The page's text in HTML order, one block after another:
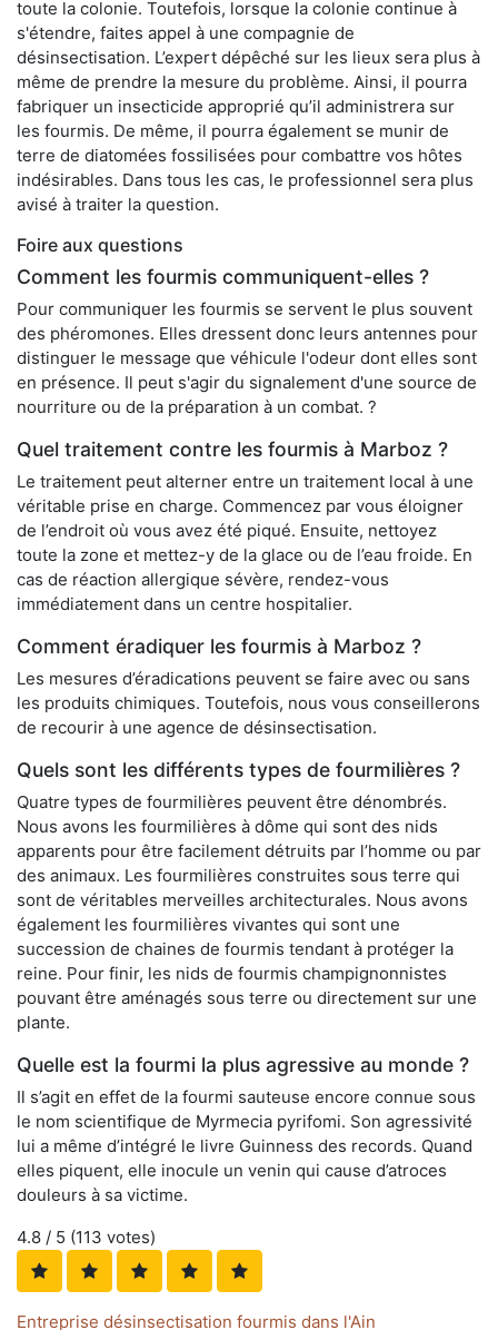
toute la colonie. Toutefois, lorsque la colonie continue à
s'étendre, faites appel à une compagnie de
désinsectisation. L’expert dépêché sur les lieux sera plus à
même de prendre la mesure du problème. Ainsi, il pourra
fabriquer un insecticide approprié qu’il administrera sur
les fourmis. De même, il pourra également se munir de
terre de diatomées fossilisées pour combattre vos hôtes
indésirables. Dans tous les cas, le professionnel sera plus
avisé à traiter la question.
Foire aux questions
Comment les fourmis communiquent-elles ?
Pour communiquer les fourmis se servent le plus souvent
des phéromones. Elles dressent donc leurs antennes pour
distinguer le message que véhicule l'odeur dont elles sont
en présence. Il peut s'agir du signalement d'une source de
nourriture ou de la préparation à un combat. ?
Quel traitement contre les fourmis à Marboz ?
Le traitement peut alterner entre un traitement local à une
véritable prise en charge. Commencez par vous éloigner
de l’endroit où vous avez été piqué. Ensuite, nettoyez
toute la zone et mettez-y de la glace ou de l’eau froide. En
cas de réaction allergique sévère, rendez-vous
immédiatement dans un centre hospitalier.
Comment éradiquer les fourmis à Marboz ?
Les mesures d’éradications peuvent se faire avec ou sans
les produits chimiques. Toutefois, nous vous conseillerons
de recourir à une agence de désinsectisation.
Quels sont les différents types de fourmilières ?
Quatre types de fourmilières peuvent être dénombrés.
Nous avons les fourmilières à dôme qui sont des nids
apparents pour être facilement détruits par l’homme ou par
des animaux. Les fourmilières construites sous terre qui
sont de véritables merveilles architecturales. Nous avons
également les fourmilières vivantes qui sont une
succession de chaines de fourmis tendant à protéger la
reine. Pour finir, les nids de fourmis champignonnistes
pouvant être aménagés sous terre ou directement sur une
plante.
Quelle est la fourmi la plus agressive au monde ?
Il s’agit en effet de la fourmi sauteuse encore connue sous
le nom scientifique de Myrmecia pyrifomi. Son agressivité
lui a même d’intégré le livre Guinness des records. Quand
elles piquent, elle inocule un venin qui cause d’atroces
douleurs à sa victime.
4.8 / 5 (113 votes)
Entreprise désinsectisation fourmis dans l'Ain